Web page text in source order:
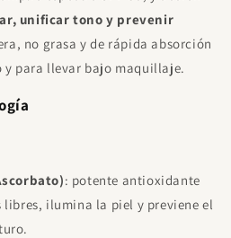
Refrescante, con
desbloquear.
para desbloquear.
unificar tono y prevenir
no grasa y de rápida absorción
y para llevar bajo maquillaje.
: potente antioxidante
ilumina la piel y previene el